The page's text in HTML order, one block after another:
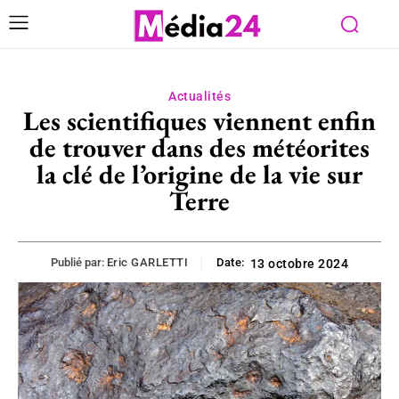
Actualités
Les scientifiques viennent enfin
de trouver dans des météorites
la clé de l’origine de la vie sur
Terre
Publié par: Eric GARLETTI Date: 13 octobre 2024